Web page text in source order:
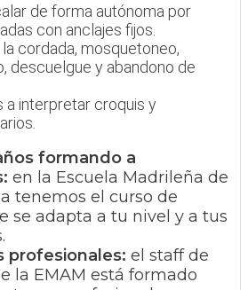
de forma autónoma por
con anclajes fijos.
cordada, mosquetoneo,
descuelgue y abandono de
a interpretar croquis y
formando a
en la Escuela Madrileña de
tenemos el curso de
se adapta a tu nivel y a tus
profesionales: el staff de
la EMAM está formado